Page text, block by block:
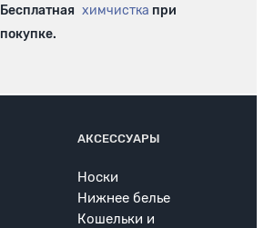
Бесплатная химчистка при
покупке.
АКСЕССУАРЫ
Носки
Нижнее белье
Кошельки и